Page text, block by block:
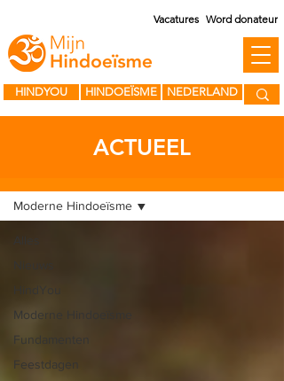
HINDOEÏSME
HINDYOU NEDERLAND
Vacatures Word donateur
Alles
Moderne Hindoeïsme
Fundamenten
Feestdagen
Moderne Hindoeïsme
ACTUEEL